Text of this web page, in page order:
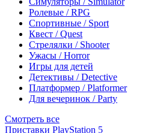
Ролевые / RPG
Спортивные / Sport
Квест / Quest
Стрелялки / Shooter
Ужасы / Horror
Игры для детей
Детективы / Detective
Платформер / Platformer
Для вечеринок / Party
Смотреть все
Приставки PlayStation 5